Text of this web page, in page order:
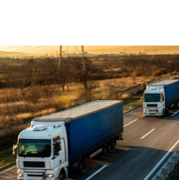
trasporti_emissioni GHG